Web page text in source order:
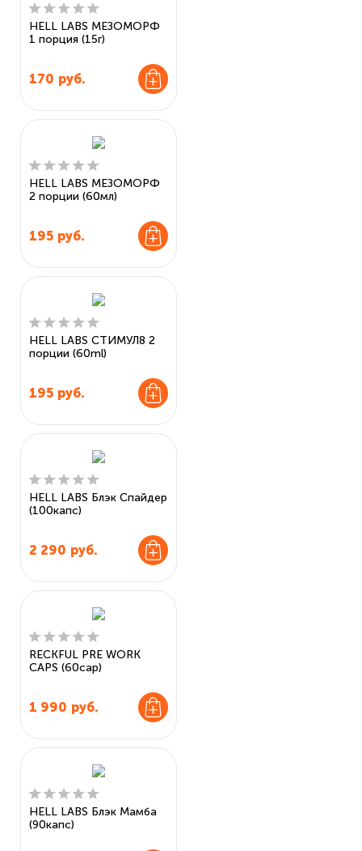
HELL LABS МЕЗОМОРФ
1 порция (15г)
170 руб.
HELL LABS МЕЗОМОРФ
2 порции (60мл)
195 руб.
HELL LABS СТИМУЛ8 2
порции (60ml)
195 руб.
HELL LABS Блэк Спайдер
(100капс)
2 290 руб.
RECKFUL PRE WORK
CAPS (60cap)
1 990 руб.
HELL LABS Блэк Мамба
(90капс)